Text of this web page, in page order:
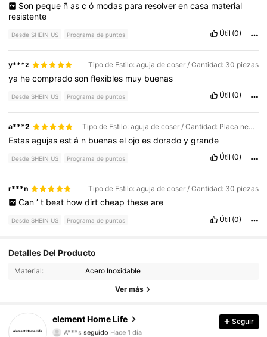
Son peque ñ as c ó modas para resolver en casa material
resistente
Desde SHEIN US Programa de puntos Útil (0)
y***z Tipo de Estilo: aguja de coser / Cantidad: 30 piezas
ya hecompradosonflexibles muy buenas
Desde SHEIN US Programa de puntos Útil (0)
a***2 Tipo de Estilo: aguja de coser / Cantidad: Placa negra con aguja dorada mejorada (30 unidades)
Estasagujasestá n buenaselojoesdoradoygrande
Desde SHEIN US Programa de puntos Útil (0)
r***n Tipo de Estilo: aguja de coser / Cantidad: 30 piezas
Can ’ t beat how dirt cheap these are
Desde SHEIN US Programa de puntos Útil (0)
Detalles Del Producto
Material: Acero Inoxidable
Ver más
element Home Life
4.80 605 Seguidores
A***s seguido
Hace 1 día
4.80
605 Seguidores
Seguir